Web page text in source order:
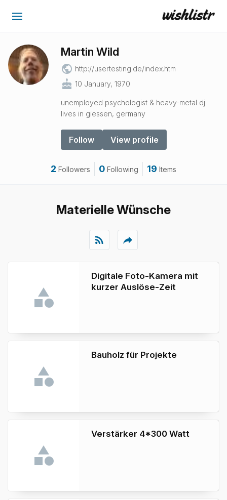
Martin Wild
public http://usertesting.de/index.htm
cake 10 January, 1970
unemployed psychologist & heavy-metal dj
lives in giessen, germany
Follow View profile
2 Followers 0 Following 19 Items
Materielle Wünsche
rss_feed reply
Digitale Foto-Kamera mit
kurzer Auslöse-Zeit
Bauholz für Projekte
Verstärker 4*300 Watt